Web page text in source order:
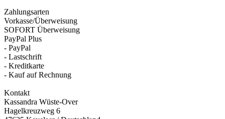
Zahlungsarten
Vorkasse/Überweisung
SOFORT Überweisung
PayPal Plus
- PayPal
- Lastschrift
- Kreditkarte
- Kauf auf Rechnung
Kontakt
Kassandra Wüste-Over
Hagelkreuzweg 6